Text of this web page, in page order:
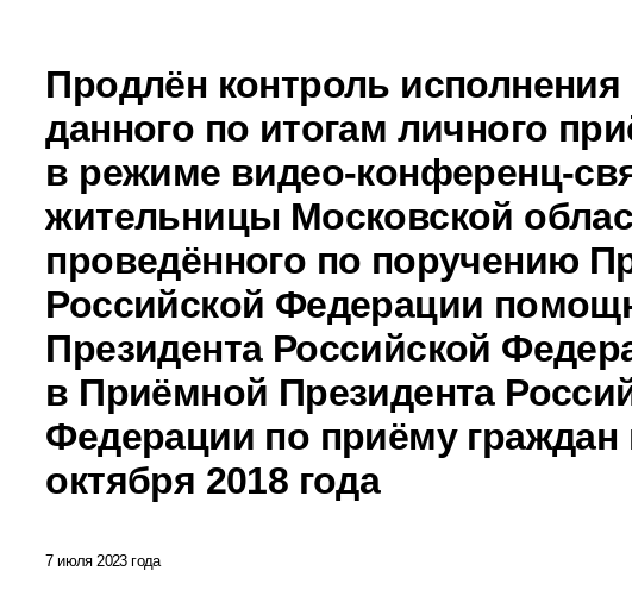
Продлён контроль исполнения
данного по итогам личного
в режиме видео-конференц-
жительницы Московской
проведённого по поручению
Российской Федерации
Президента Российской
в Приёмной Президента
Федерации по приёму граждан
октября 2018 года
7 июля 2023 года